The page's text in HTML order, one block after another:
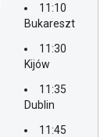
11:10
Bukareszt
11:30
Kijów
11:35
Dublin
11:45